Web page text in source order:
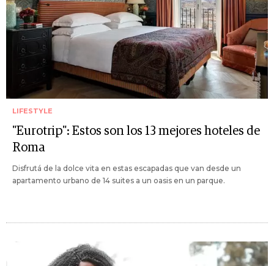
LIFESTYLE
"Eurotrip": Estos son los 13 mejores hoteles de
Roma
Disfrutá de la dolce vita en estas escapadas que van desde un
apartamento urbano de 14 suites a un oasis en un parque.